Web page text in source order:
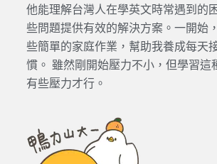
他能理解台灣人在學英文時常遇到的
些問題提供有效的解決方案。一開始
些簡單的家庭作業，幫助我養成每天
慣。 雖然剛開始壓力不小，但學習這
有些壓力才行。